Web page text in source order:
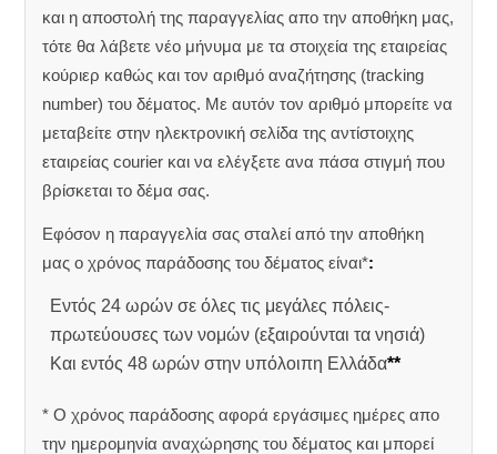
και η αποστολή της παραγγελίας απο την αποθήκη μας,
τότε θα λάβετε νέο μήνυμα με τα στοιχεία της εταιρείας
κούριερ καθώς και τον αριθμό αναζήτησης (tracking
number) του δέματος. Με αυτόν τον αριθμό μπορείτε να
μεταβείτε στην ηλεκτρονική σελίδα της αντίστοιχης
εταιρείας courier και να ελέγξετε ανα πάσα στιγμή που
βρίσκεται το δέμα σας.
Εφόσον η παραγγελία σας σταλεί από την αποθήκη
μας ο χρόνος παράδοσης του δέματος είναι*:
Εντός 24 ωρών σε όλες τις μεγάλες πόλεις-
πρωτεύουσες των νομών (εξαιρούνται τα νησιά)
Και εντός 48 ωρών στην υπόλοιπη Ελλάδα**
* Ο χρόνος παράδοσης αφορά εργάσιμες ημέρες απο
την ημερομηνία αναχώρησης του δέματος και μπορεί